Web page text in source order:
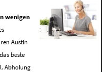
wenigen
Austin
beste
Abholung